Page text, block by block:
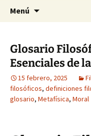
Menú
Glosario
Esenciales de
15 febrero, 2025
filosóficos, definiciones
glosario, Metafísica, Moral